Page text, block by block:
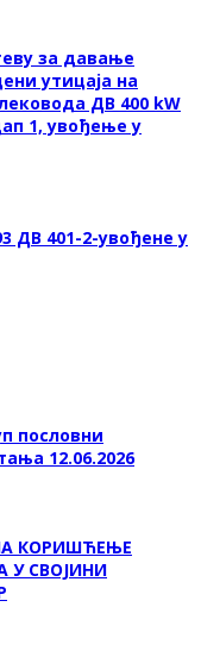
за давање
утицаја на
ДВ 400 kW
1, увођење у
ДВ 401-2-увођене у
пословни
12.06.2026
КОРИШЋЕЊЕ
СВОЈИНИ